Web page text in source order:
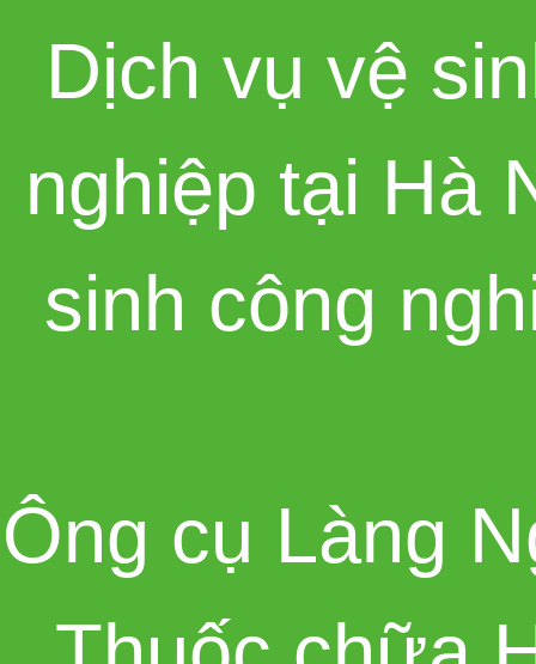
Dịch vụ vệ
nghiệp tại Hà
sinh công
Ông cụ Làng